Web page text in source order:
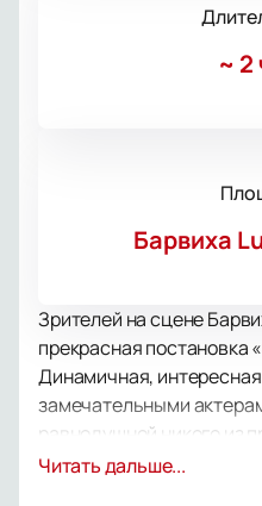
~ 2
Барвиха
Зрителей на сцене
прекрасная постановка
Динамичная,
замечательными
равнодушной никого из
Труд режиссера,
Читать дальше...